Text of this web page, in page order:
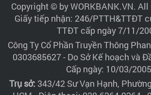
Copyright © by WORKBANK.VN.
Giấy tiếp nhận: 246/PTTH&TTĐT
TTĐT cấp ngày 7/11/
Công Ty Cổ Phần Truyền Thông
0303685627 - Do Sở Kế hoạch và
Cấp ngày: 10/03/2005
Trụ sở: 343/42 Sư Vạn Hạnh,